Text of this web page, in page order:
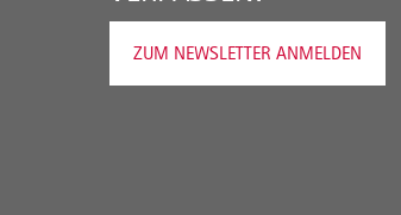
ZUM NEWSLETTER ANMELDEN